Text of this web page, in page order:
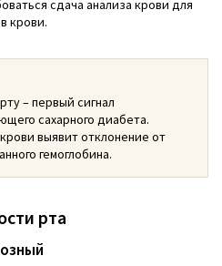
сдача анализа крови для
крови.
– первый сигнал
сахарного диабета.
выявит отклонение от
гемоглобина.
рта